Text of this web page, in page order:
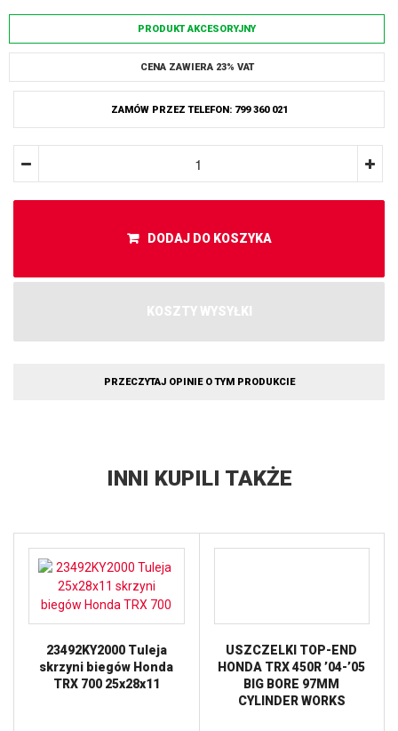
PRODUKT AKCESORYJNY
CENA ZAWIERA 23% VAT
ZAMÓW PRZEZ TELEFON: 799 360 021
DODAJ DO KOSZYKA
KOSZTY WYSYŁKI
PRZECZYTAJ OPINIE O TYM PRODUKCIE
INNI KUPILI TAKŻE
23492KY2000 Tuleja
skrzyni biegów Honda
TRX 700 25x28x11
USZCZELKI TOP-END
HONDA TRX 450R ’04-’05
BIG BORE 97MM
CYLINDER WORKS